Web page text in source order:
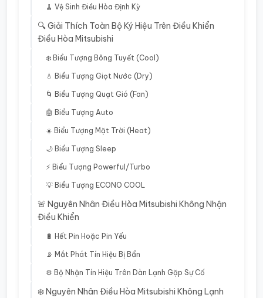
🧹 Vệ Sinh Điều Hòa Định Kỳ
🔍 Giải Thích Toàn Bộ Ký Hiệu Trên Điều Khiển
Điều Hòa Mitsubishi
❄️ Biểu Tượng Bông Tuyết (Cool)
💧 Biểu Tượng Giọt Nước (Dry)
🌀 Biểu Tượng Quạt Gió (Fan)
🤖 Biểu Tượng Auto
☀️ Biểu Tượng Mặt Trời (Heat)
🌙 Biểu Tượng Sleep
⚡ Biểu Tượng Powerful/Turbo
💡 Biểu Tượng ECONO COOL
🚨 Nguyên Nhân Điều Hòa Mitsubishi Không Nhận
Điều Khiển
🔋 Hết Pin Hoặc Pin Yếu
📡 Mắt Phát Tín Hiệu Bị Bẩn
⚙️ Bộ Nhận Tín Hiệu Trên Dàn Lạnh Gặp Sự Cố
❄️ Nguyên Nhân Điều Hòa Mitsubishi Không Lạnh